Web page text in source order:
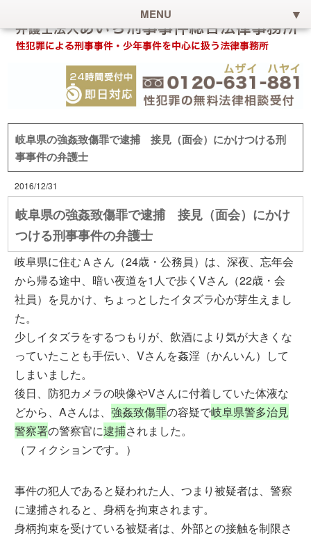
MENU
岐阜県の強姦致傷罪で逮捕 接見（面会）にかけつける刑
事事件の弁護士
2016/12/31
岐阜県の強姦致傷罪で逮捕 接見（面会）にかけ
つける刑事事件の弁護士
岐阜県に住むＡさん（24歳・公務員）は、深夜、忘年会
から帰る途中、暗い夜道を1人で歩くVさん（22歳・会
社員）を見かけ、ちょっとしたイタズラ心が芽生えまし
た。
少しイタズラをするつもりが、飲酒により気が大きくな
っていたことも手伝い、Vさんを姦淫（かんいん）して
しまいました。
後日、防犯カメラの映像やVさんに付着していた体液な
どから、Aさんは、強姦致傷罪の容疑で岐阜県警多治見
警察署の警察官に逮捕されました。
（フィクションです。）
事件の犯人であると疑われた人、つまり被疑者は、警察
に逮捕されると、身柄を拘束されます。
身柄拘束を受けている被疑者は、外部との接触を制限さ